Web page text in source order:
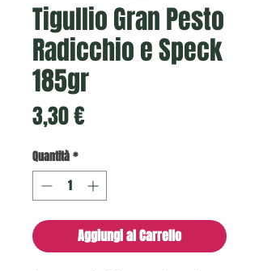
Tigullio Gran Pesto
Radicchio e Speck
185gr
3,30 €Prezzo
Quantità*
Aggiungi al Carrello